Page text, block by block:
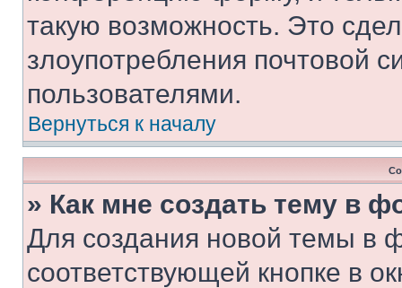
такую возможность. Это
злоупотребления почтовой
пользователями.
Вернуться к началу
» Как мне создать тему в
Для создания новой темы в
соответствующей кнопке в